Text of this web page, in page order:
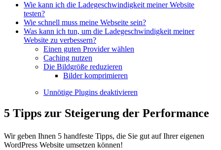
Wie kann ich die Ladegeschwindigkeit meiner Website
testen?
Wie schnell muss meine Webseite sein?
Was kann ich tun, um die Ladegeschwindigkeit meiner
Website zu verbessern?
Einen guten Provider wählen
Caching nutzen
Die Bildgröße reduzieren
Bilder komprimieren
Unnötige Plugins deaktivieren
5 Tipps zur Steigerung der Performance
Wir geben Ihnen 5 handfeste Tipps, die Sie gut auf Ihrer eigenen
WordPress Website umsetzen können!